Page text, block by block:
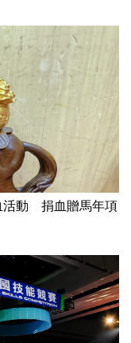
活動 捐血贈馬年項